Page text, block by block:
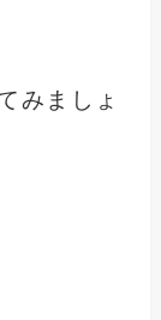
みましょ